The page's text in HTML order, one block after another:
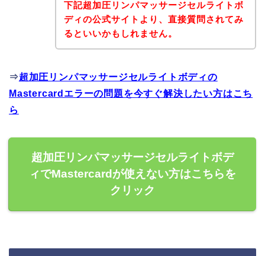
下記超加圧リンパマッサージセルライトボ
ディの公式サイトより、直接質問されてみ
るといいかもしれません。
⇒超加圧リンパマッサージセルライトボディの
Mastercardエラーの問題を今すぐ解決したい方はこち
ら
超加圧リンパマッサージセルライトボデ
ィでMastercardが使えない方はこちらを
クリック